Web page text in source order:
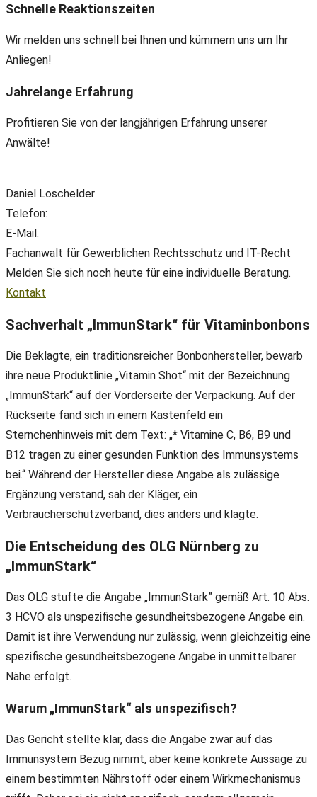
Schnelle Reaktionszeiten
Wir melden uns schnell bei Ihnen und kümmern uns um Ihr
Anliegen!
Jahrelange Erfahrung
Profitieren Sie von der langjährigen Erfahrung unserer
Anwälte!
Daniel Loschelder
Telefon:
E-Mail:
Fachanwalt für Gewerblichen Rechtsschutz und IT-Recht
Melden Sie sich noch heute für eine individuelle Beratung.
Kontakt
Sachverhalt „ImmunStark“ für Vitaminbonbons
Die Beklagte, ein traditionsreicher Bonbonhersteller, bewarb
ihre neue Produktlinie „Vitamin Shot“ mit der Bezeichnung
„ImmunStark“ auf der Vorderseite der Verpackung. Auf der
Rückseite fand sich in einem Kastenfeld ein
Sternchenhinweis mit dem Text: „* Vitamine C, B6, B9 und
B12 tragen zu einer gesunden Funktion des Immunsystems
bei.“ Während der Hersteller diese Angabe als zulässige
Ergänzung verstand, sah der Kläger, ein
Verbraucherschutzverband, dies anders und klagte.
Die Entscheidung des OLG Nürnberg zu
„ImmunStark“
Das OLG stufte die Angabe „ImmunStark” gemäß Art. 10 Abs.
3 HCVO als unspezifische gesundheitsbezogene Angabe ein.
Damit ist ihre Verwendung nur zulässig, wenn gleichzeitig eine
spezifische gesundheitsbezogene Angabe in unmittelbarer
Nähe erfolgt.
Warum „ImmunStark“ als unspezifisch?
Das Gericht stellte klar, dass die Angabe zwar auf das
Immunsystem Bezug nimmt, aber keine konkrete Aussage zu
einem bestimmten Nährstoff oder einem Wirkmechanismus